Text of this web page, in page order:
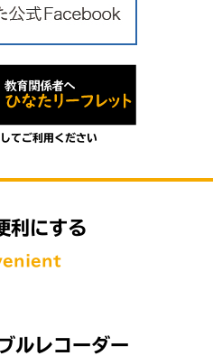
てご利用ください
利にする
ルレコーダー